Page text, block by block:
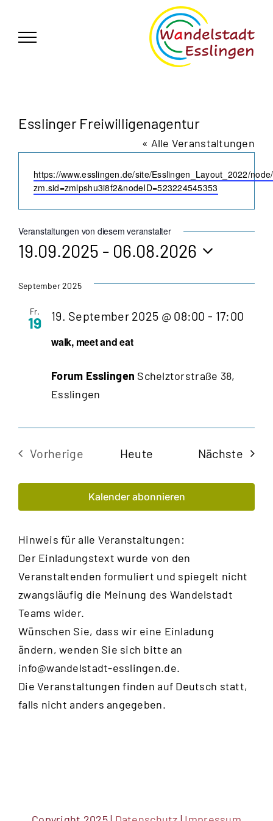
springen
Esslinger Freiwilligenagentur
« Alle Veranstaltungen
Webseite
https://www.esslingen.de/site/Esslingen_Layout_2022/
zm.sid=zmlpshu3i8f2&nodeID=523224545353
Veranstaltungen von diesem veranstalter
19.09.2025 - 06.08.2026
wählen.
September 2025
Fr.
19
walk, meet and eat
19. September 2025 @ 08:00 - 17:00
Forum Esslingen Schelztorstraße 38,
Esslingen
Vorherige
Heute Nächste
Kalender abonnieren
Hinweis für alle Veranstaltungen:
Der Einladungstext wurde von den
Veranstaltenden formuliert und spiegelt nicht
zwangsläufig die Meinung des Wandelstadt
Teams wider.
Wünschen Sie, dass wir eine Einladung
ändern, wenden Sie sich bitte an
info@wandelstadt-esslingen.de.
Die Veranstaltungen finden auf Deutsch statt,
falls nicht anders angegeben.